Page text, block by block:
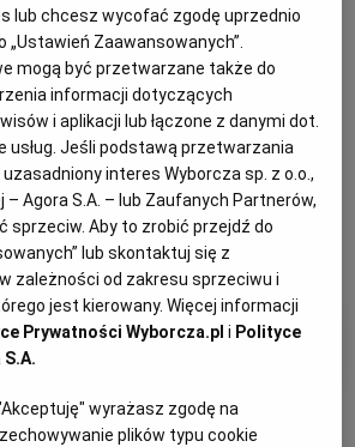
serwisie komunikaty.pl.
Filtry i kategorie
lub chcesz wycofać zgodę uprzednio
„Ustawień Zaawansowanych”.
mogą być przetwarzane także do
informacji dotyczących
i aplikacji lub łączone z danymi dot.
usług. Jeśli podstawą przetwarzania
interes Wyborcza sp. z o.o.,
– Agora S.A. – lub Zaufanych Partnerów,
sprzeciw. Aby to zrobić przejdź do
lub skontaktuj się z
zależności od zakresu sprzeciwu i
jest kierowany. Więcej informacji
Prywatności Wyborcza.pl i Polityce
wyrażasz zgodę na
plików typu cookie